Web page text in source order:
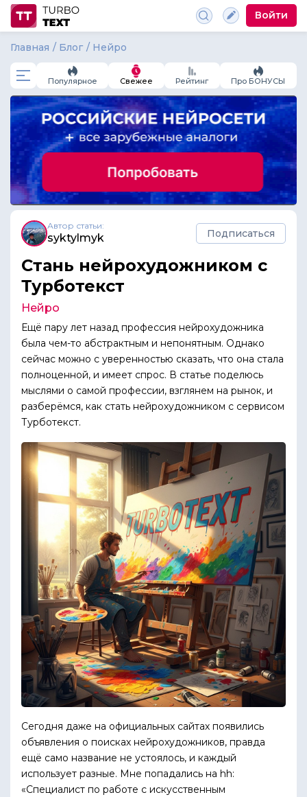
Войти
Главная Блог Нейро
Популярное Свежее Рейтинг Про БОНУСЫ
Автор статьи:
syktylmyk Подписаться
Стань нейрохудожником с
Турботекст
Нейро
Ещё пару лет назад профессия нейрохудожника
была чем-то абстрактным и непонятным. Однако
сейчас можно с уверенностью сказать, что она стала
полноценной, и имеет спрос. В статье поделюсь
мыслями о самой профессии, взглянем на рынок, и
разберёмся, как стать нейрохудожником с сервисом
Турботекст.
Сегодня даже на официальных сайтах появились
объявления о поисках нейрохудожников, правда
ещё само название не устоялось, и каждый
использует разные. Мне попадались на hh:
«Специалист по работе с искусственным